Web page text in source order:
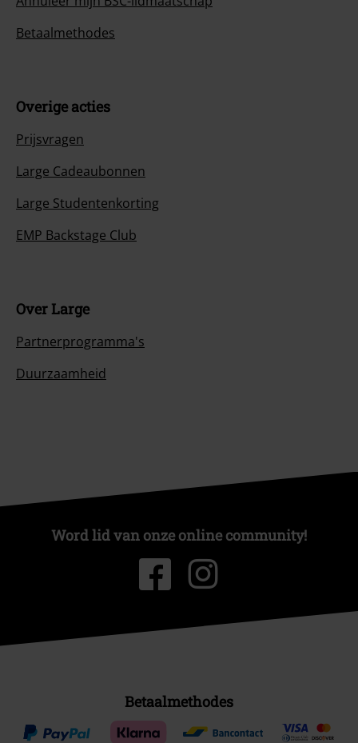
Betaalmethodes
Overige acties
Prijsvragen
Large Cadeaubonnen
Large Studentenkorting
EMP Backstage Club
Over Large
Partnerprogramma's
Duurzaamheid
Word lid van onze online community!
Betaalmethodes